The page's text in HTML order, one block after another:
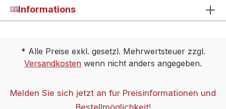
Informations
* Alle Preise exkl. gesetzl. Mehrwertsteuer zzgl.
Versandkosten wenn nicht anders angegeben.
Melden Sie sich jetzt an für Preisinformationen und